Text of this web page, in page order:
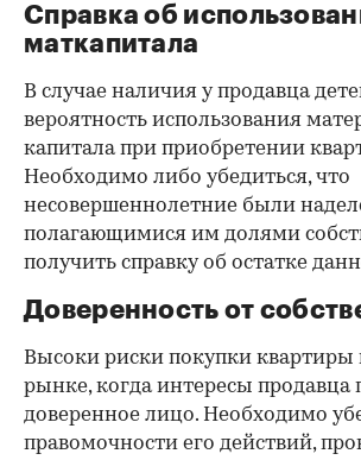
Справка об
маткапитала
В случае наличия у продавца
вероятность использования
капитала при приобретении
Необходимо либо убедиться, что
несовершеннолетние были
полагающимися им долями
получить справку об остатке
Доверенность от
Высоки риски покупки квартиры
рынке, когда интересы продавца
доверенное лицо. Необходимо
правомочности его действий,